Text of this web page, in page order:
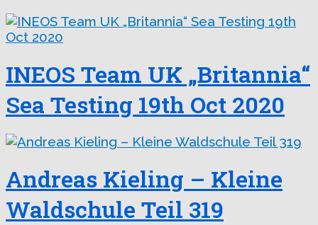
INEOS Team UK „Britannia“
Sea Testing 19th Oct 2020
Andreas Kieling – Kleine
Waldschule Teil 319